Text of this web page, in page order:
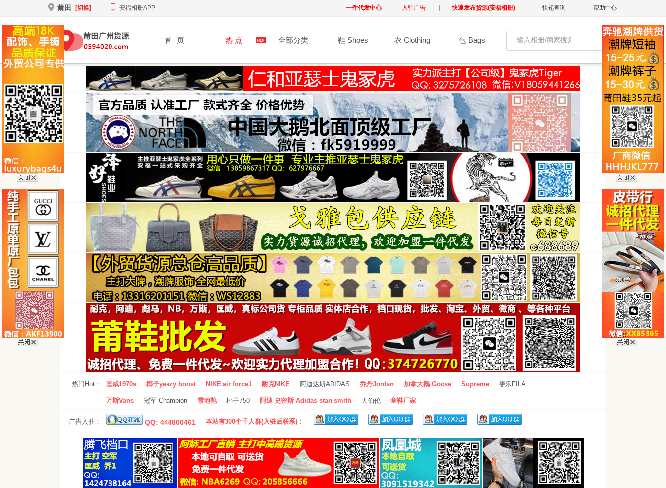
莆田 [切换] 安福相册APP 快速发布货源(安福相册) 快递查询 帮助中心
一件代发中心 入驻广告
首 页 热 点 全部分类 鞋 Shoes 衣 Clothing 包 Bags
热门Hot： 匡威1970s 椰子yeezy boost NIKE air force1 耐克NIKE 阿迪达斯ADIDAS 乔丹Jordan 加拿大鹅 Goose Supreme 斐乐FILA
万斯Vans 冠军-Champion 雪地靴 椰子750 阿迪 史密斯 Adidas stan smith 天伯伦 童鞋厂家
广告入驻： QQ: 444800461 本站有300个千人群(入驻后联系)：